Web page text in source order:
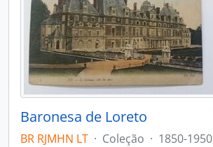
Baronesa de Loreto
BR RJMHN LT · Coleção · 1850-1950